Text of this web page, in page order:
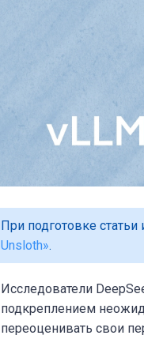
При подготовке
Unsloth».
Исследователи
подкреплением
переоценивать свои